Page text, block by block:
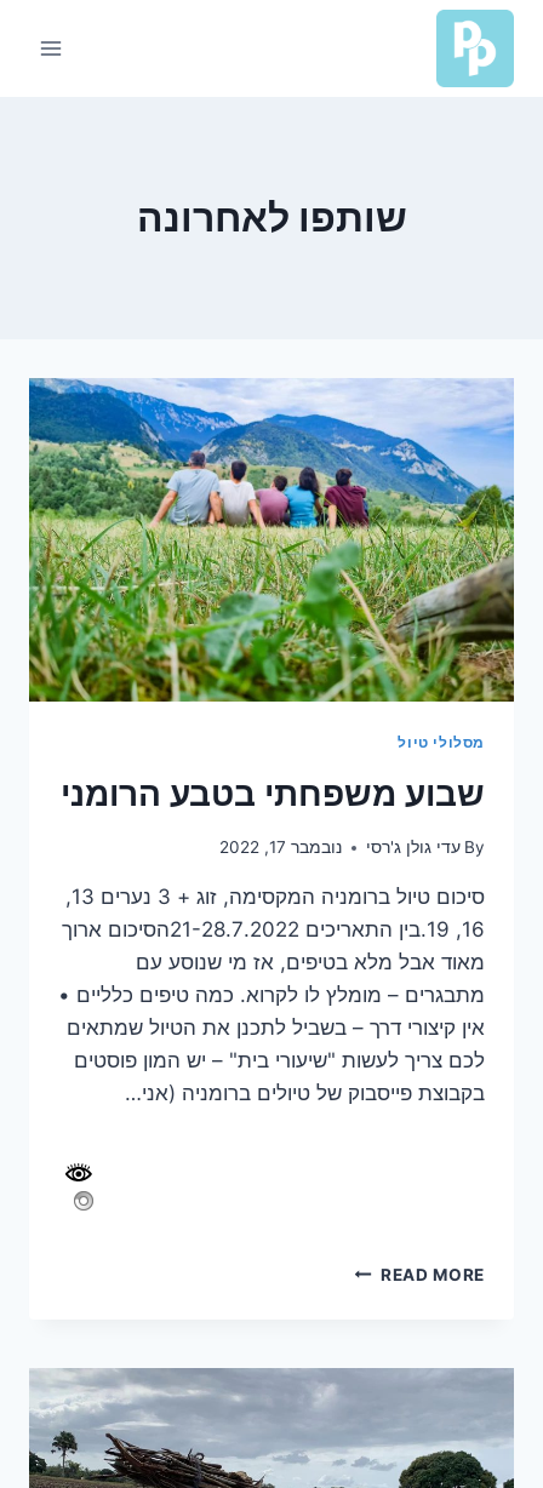
Skip
content
שותפו לאחרונה
מסלולי טיול
שבוע משפחתי בטבע הרומני
By עדי גולן ג'רסי נובמבר 17, 2022
סיכום טיול ברומניה המקסימה, זוג + 3 נערים 13,
16, 19.בין התאריכים 21-28.7.2022הסיכום ארוך
מאוד אבל מלא בטיפים, אז מי שנוסע עם
מתבגרים – מומלץ לו לקרוא. כמה טיפים כלליים •
אין קיצורי דרך – בשביל לתכנן את הטיול שמתאים
לכם צריך לעשות "שיעורי בית" – יש המון פוסטים
בקבוצת פייסבוק של טיולים ברומניה (אני…
READ MOREשבוע